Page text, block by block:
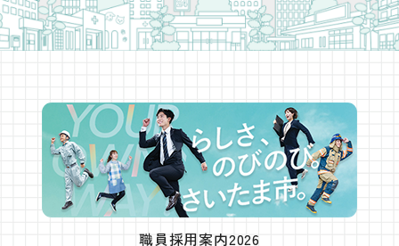
職員採用案内2026